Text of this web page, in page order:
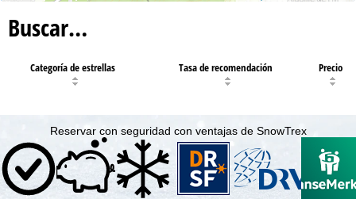
Buscar…
Categoría de estrellas Tasa de recomendación Precio
Reservar con seguridad con ventajas de SnowTrex